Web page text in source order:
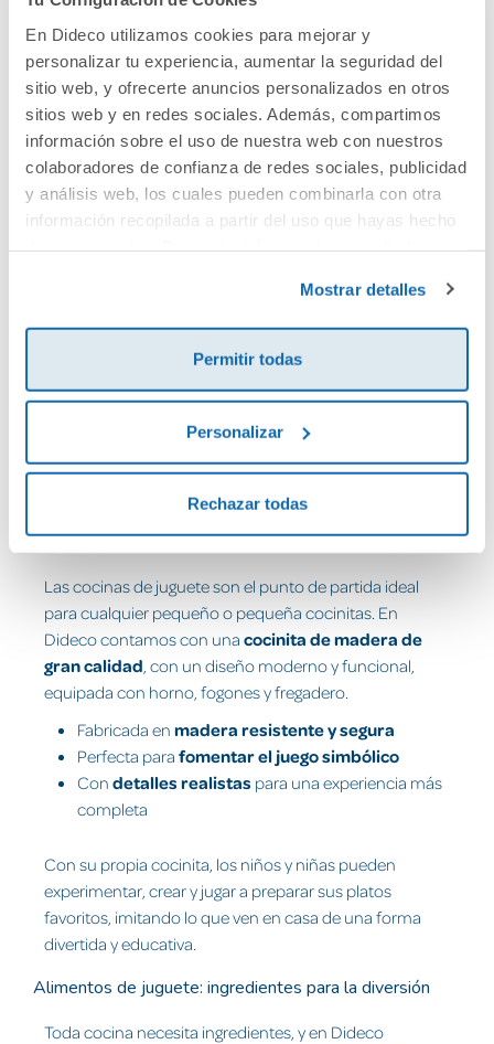
En Dideco utilizamos cookies para mejorar y
personalizar tu experiencia, aumentar la seguridad del
sitio web, y ofrecerte anuncios personalizados en otros
sitios web y en redes sociales. Además, compartimos
información sobre el uso de nuestra web con nuestros
colaboradores de confianza de redes sociales, publicidad
y análisis web, los cuales pueden combinarla con otra
información recopilada a partir del uso que hayas hecho
Mostrar detalles
Permitir todas
Personalizar
Rechazar todas
Cocinas de juguete y
juegos de limpiar
Si a tu peque le encanta jugar a cocinar, en Dideco
alimentos de juguete realistas,
organizando su propia cocina.
de cocina y mucho más, con materiales de calidad y un
diseño pensado para hacer que eljuego simbólicosea
lo más divertido y educativo posible.
Cocinita de madera: el corazón del juego
Las cocinas de juguete son el punto de partida ideal
para cualquier pequeño o pequeña cocinitas. En
Dideco contamos con una cocinita de madera de
gran calidad , con un diseño moderno y funcional,
equipada con horno, fogones y fregadero.
Fabricada en madera resistente y segura
Perfecta para fomentar el juego simbólico
Con detalles realistas para una experiencia más
completa
Con su propia cocinita, los niños y niñas pueden
experimentar, crear y jugar a preparar sus platos
favoritos, imitando lo que ven en casa de una forma
divertida y educativa.
Alimentos de juguete: ingredientes para la diversión
Toda cocina necesita ingredientes, y en Dideco